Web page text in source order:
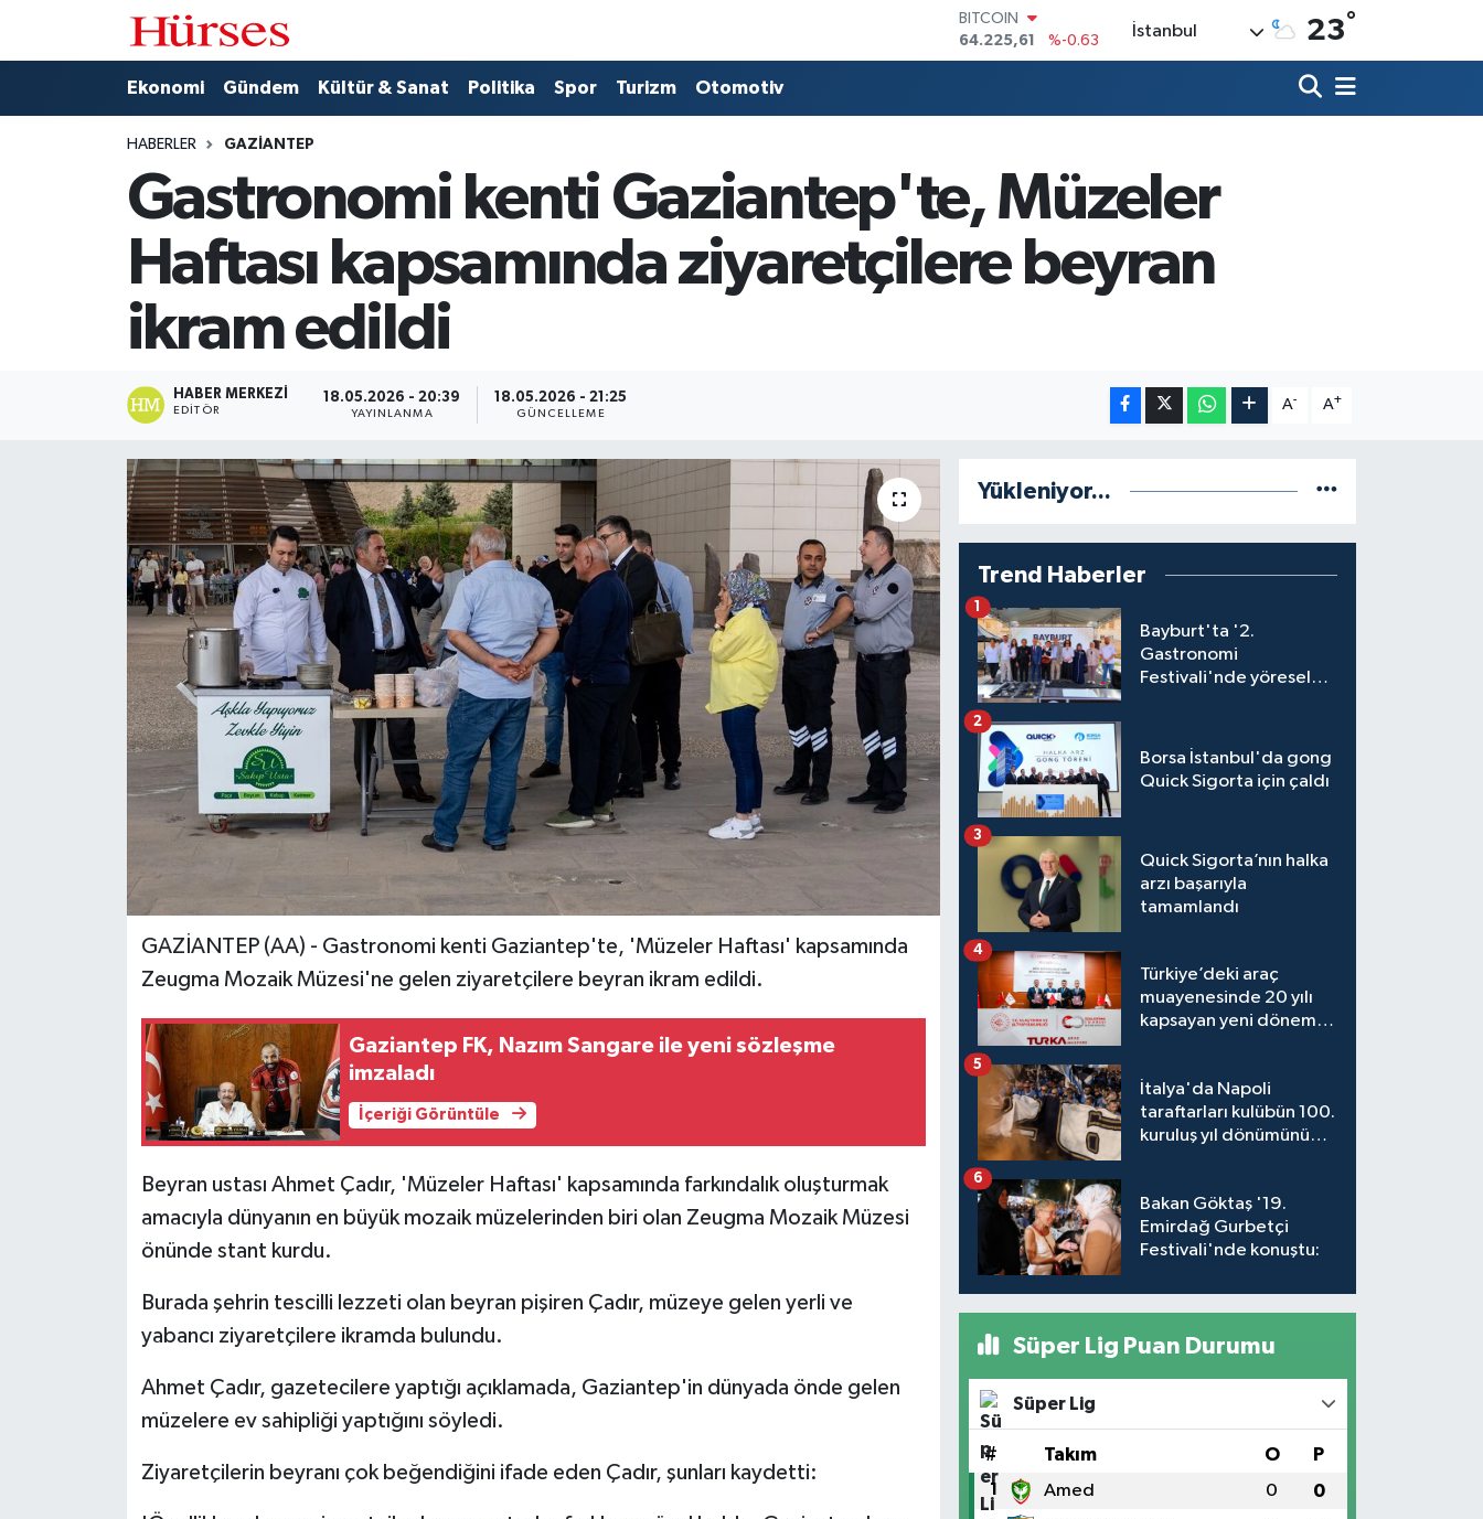
64.225,61
DOLAR
55,0317
%-0.02
GRAM ALTIN
6510.40
%0.45
BİST100
İstanbul 23°
Ekonomi Gündem Kültür & Sanat Politika Spor Turizm Otomotiv
HABERLER GAZIANTEP
Gastronomi kenti Gaziantep'te, Müzeler
Haftası kapsamında ziyaretçilere beyran
ikram edildi
HABER MERKEZI
EDITÖR
18.05.2026 - 20:39
YAYINLANMA
18.05.2026 - 21:25
GÜNCELLEME
A- A+
GAZİANTEP (AA) - Gastronomi kenti Gaziantep'te, 'Müzeler Haftası' kapsamında
Zeugma Mozaik Müzesi'ne gelen ziyaretçilere beyran ikram edildi.
Gaziantep FK, Nazım Sangare ile yeni sözleşme
imzaladı
İçeriği Görüntüle
Beyran ustası Ahmet Çadır, 'Müzeler Haftası' kapsamında farkındalık oluşturmak
amacıyla dünyanın en büyük mozaik müzelerinden biri olan Zeugma Mozaik Müzesi
önünde stant kurdu.
Burada şehrin tescilli lezzeti olan beyran pişiren Çadır, müzeye gelen yerli ve
yabancı ziyaretçilere ikramda bulundu.
Ahmet Çadır, gazetecilere yaptığı açıklamada, Gaziantep'in dünyada önde gelen
müzelere ev sahipliği yaptığını söyledi.
Ziyaretçilerin beyranı çok beğendiğini ifade eden Çadır, şunları kaydetti:
Yükleniyor...
Trend Haberler
Bayburt'ta '2.
Gastronomi
Festivali'nde yöresel
1
Borsa İstanbul'da gong
Quick Sigorta için çaldı
2
Quick Sigorta’nın halka
arzı başarıyla
tamamlandı
3
Türkiye’deki araç
muayenesinde 20 yılı
kapsayan yeni dönem
4
İtalya'da Napoli
taraftarları kulübün 100.
kuruluş yıl dönümünü
5
Bakan Göktaş '19.
Emirdağ Gurbetçi
Festivali'nde konuştu:
6
Süper Lig Puan Durumu
Süper Lig
# Takım O P
1 Amed 0 0
Ekonomi
Gündem
Kültür & Sanat
Hava Durumu
Trafik Durumu
Süper Lig Puan Durumu ve Fikstür
Tüm Manşetler
Son Dakika Haberleri